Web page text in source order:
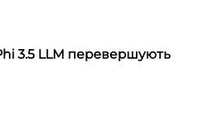
3.5 LLM перевершують